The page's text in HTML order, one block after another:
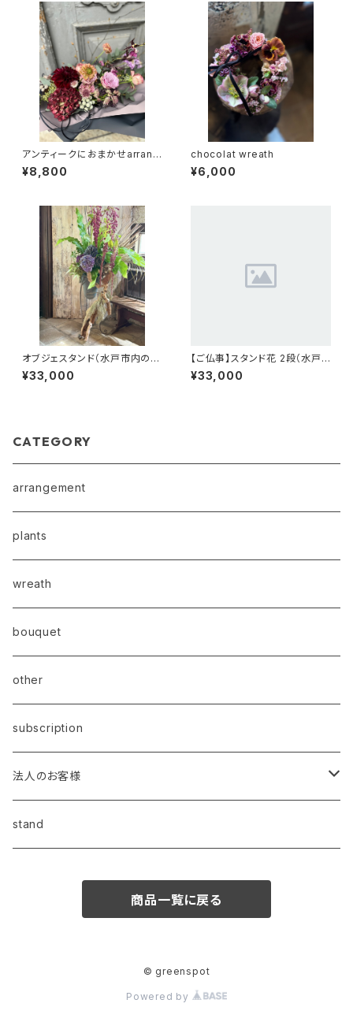
アンティークにおまかせarrang
ement（TA17）
¥8,800
chocolat wreath
¥6,000
オブジェスタンド（水戸市内のみ
お届け可）（TS1）
¥33,000
【ご仏事】スタンド花 2段（水戸
市内のみお届け可）（TS5）
¥33,000
CATEGORY
arrangement
plants
wreath
bouquet
other
subscription
法人のお客様
昇進・昇格祝い
stand
商品一覧に戻る
© greenspot
Powered by